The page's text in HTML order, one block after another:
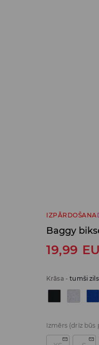
IZPĀRDOŠANA
Baggy
19,99
Krāsa -tumši zils
Izmērs (drīz būs